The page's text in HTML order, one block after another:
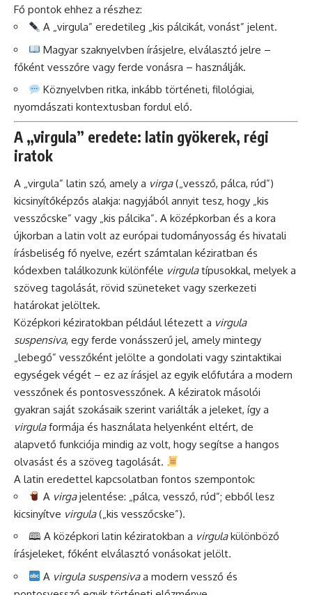
Fő pontok ehhez a részhez:
A „virgula” eredetileg „kis pálcikát, vonást” jelent.
Magyar szaknyelvben írásjelre, elválasztó jelre –
főként vesszőre vagy ferde vonásra – használják.
Köznyelvben ritka, inkább történeti, filológiai,
nyomdászati kontextusban fordul elő.
A „virgula” eredete: latin gyökerek, régi
iratok
A „virgula” latin szó, amely a virga(„vessző, pálca, rúd”)
kicsinyítőképzős alakja: nagyjából annyit tesz, hogy „kis
vesszőcske” vagy „kis pálcika”. A középkorban és a kora
újkorban a latin volt az európai tudományosság és hivatali
írásbeliség fő nyelve, ezért számtalan kéziratban és
kódexben találkozunk különféle virgulatípusokkal, melyek a
szöveg tagolását, rövid szüneteket vagy szerkezeti
határokat jelöltek.
Középkori kéziratokban például létezett a virgula
suspensiva, egy ferde vonásszerű jel, amely mintegy
„lebegő” vesszőként jelölte a gondolati vagy szintaktikai
egységek végét – ez az írásjel az egyik előfutára a modern
vesszőnek és pontosvesszőnek. A kéziratok másolói
gyakran saját szokásaik szerint variálták a jeleket, így a
virgulaformája és használata helyenként eltért, de
alapvető funkciója mindig az volt, hogy segítse a hangos
olvasást és a szöveg tagolását.
A latin eredettel kapcsolatban fontos szempontok:
A virgajelentése: „pálca, vessző, rúd”; ebből lesz
kicsinyítve virgula(„kis vesszőcske”).
🕮 A középkori latin kéziratokban a virgulakülönböző
írásjeleket, főként elválasztó vonásokat jelölt.
A virgula suspensivaa modern vessző és